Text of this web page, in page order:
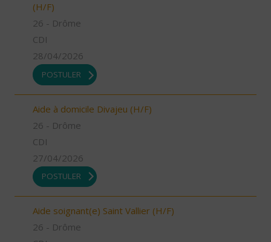
(H/F)
26 - Drôme
CDI
28/04/2026
POSTULER
Aide à domicile Divajeu (H/F)
26 - Drôme
CDI
27/04/2026
POSTULER
Aide soignant(e) Saint Vallier (H/F)
26 - Drôme